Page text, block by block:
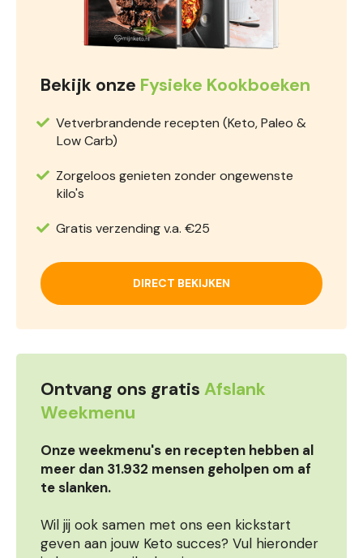
Bekijk onze Fysieke Kookboeken
Vetverbrandende recepten (Keto, Paleo &
Low Carb)
Zorgeloos genieten zonder ongewenste
kilo's
Gratis verzending v.a. €25
DIRECT BEKIJKEN
Ontvang ons gratis Afslank
Weekmenu
Onze weekmenu's en recepten hebben al
meer dan 31.932 mensen geholpen om af
te slanken.
Wil jij ook samen met ons een kickstart
geven aan jouw Keto succes? Vul hieronder